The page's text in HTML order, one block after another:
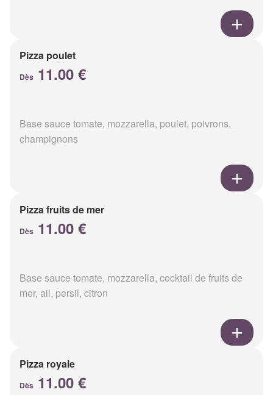
Pizza poulet
Dès 11.00 €
Base sauce tomate, mozzarella, poulet, poivrons,
champignons
Pizza fruits de mer
Dès 11.00 €
Base sauce tomate, mozzarella, cocktail de fruits de
mer, ail, persil, citron
Pizza royale
Dès 11.00 €